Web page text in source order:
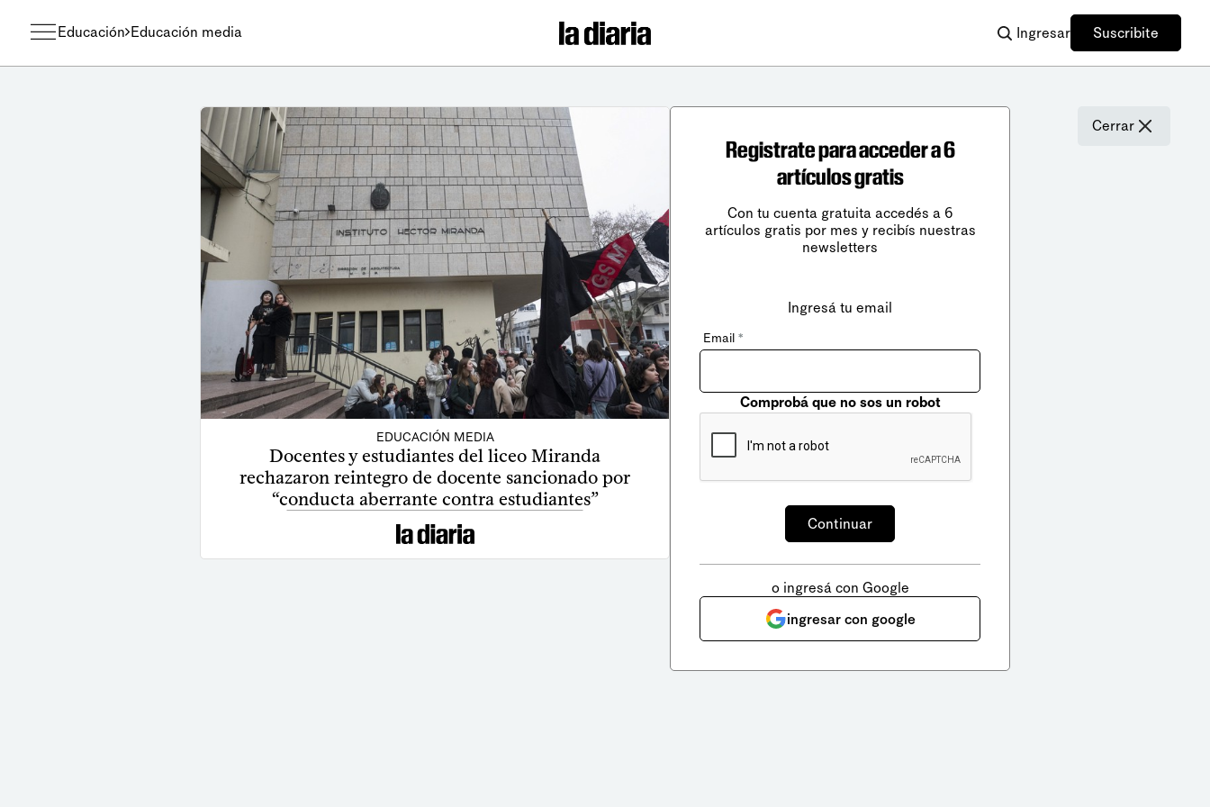
Educación Educación media Ingresar Suscribite
EDUCACIÓN MEDIA
Docentes y estudiantes del liceo Miranda
rechazaron reintegro de docente sancionado por
“conducta aberrante contra estudiantes”
Cerrar
Registrate para acceder a 6
artículos gratis
Con tu cuenta gratuita accedés a 6
artículos gratis por mes y recibís nuestras
newsletters
Ingresá tu email
Email *
Comprobá que no sos un robot
o ingresá con Google
ingresar con google